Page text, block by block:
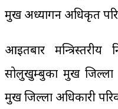
प्रमुख अध्यागन अधिकृत
आइतबार मन्त्रिस्तरीय
सोलुखुम्बुका प्रमुख
प्रमुख जिल्ला अधिकारी